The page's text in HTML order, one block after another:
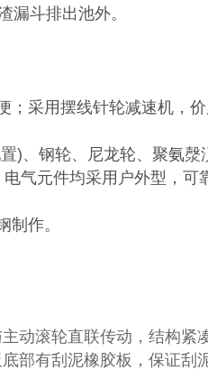
漏斗排出池外。
采用摆线针轮减速机，
)、钢轮、尼龙轮、聚氨漀
气元件均采用户外型，可
作。
动滚轮直联传动，结构紧
部有刮泥橡胶板，保证刮